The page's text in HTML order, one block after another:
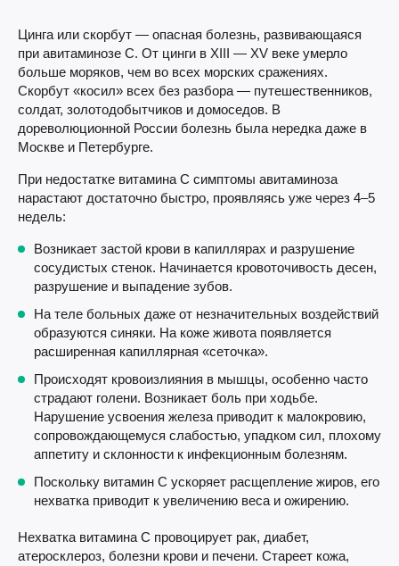
Цинга или скорбут — опасная болезнь, развивающаяся
при авитаминозе С. От цинги в XIII — XV веке умерло
больше моряков, чем во всех морских сражениях.
Скорбут «косил» всех без разбора — путешественников,
солдат, золотодобытчиков и домоседов. В
дореволюционной России болезнь была нередка даже в
Москве и Петербурге.
При недостатке витамина С симптомы авитаминоза
нарастают достаточно быстро, проявляясь уже через 4–5
недель:
Возникает застой крови в капиллярах и разрушение
сосудистых стенок. Начинается кровоточивость десен,
разрушение и выпадение зубов.
На теле больных даже от незначительных воздействий
образуются синяки. На коже живота появляется
расширенная капиллярная «сеточка».
Происходят кровоизлияния в мышцы, особенно часто
страдают голени. Возникает боль при ходьбе.
Нарушение усвоения железа приводит к малокровию,
сопровождающемуся слабостью, упадком сил, плохому
аппетиту и склонности к инфекционным болезням.
Поскольку витамин С ускоряет расщепление жиров, его
нехватка приводит к увеличению веса и ожирению.
Нехватка витамина С провоцирует рак, диабет,
атеросклероз, болезни крови и печени. Стареет кожа,